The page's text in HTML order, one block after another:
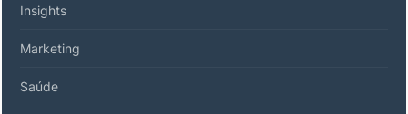
Insights
Marketing
Saúde